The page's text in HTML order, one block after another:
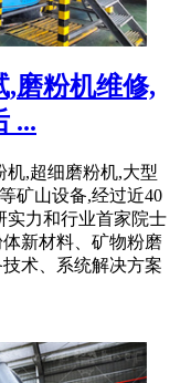
,磨粉机维修,
...
机,超细磨粉机,大型
矿山设备,经过近40
实力和行业首家院士
新材料、矿物粉磨
术、系统解决方案